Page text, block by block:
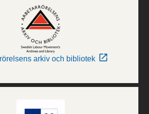
arkiv och bibliotek